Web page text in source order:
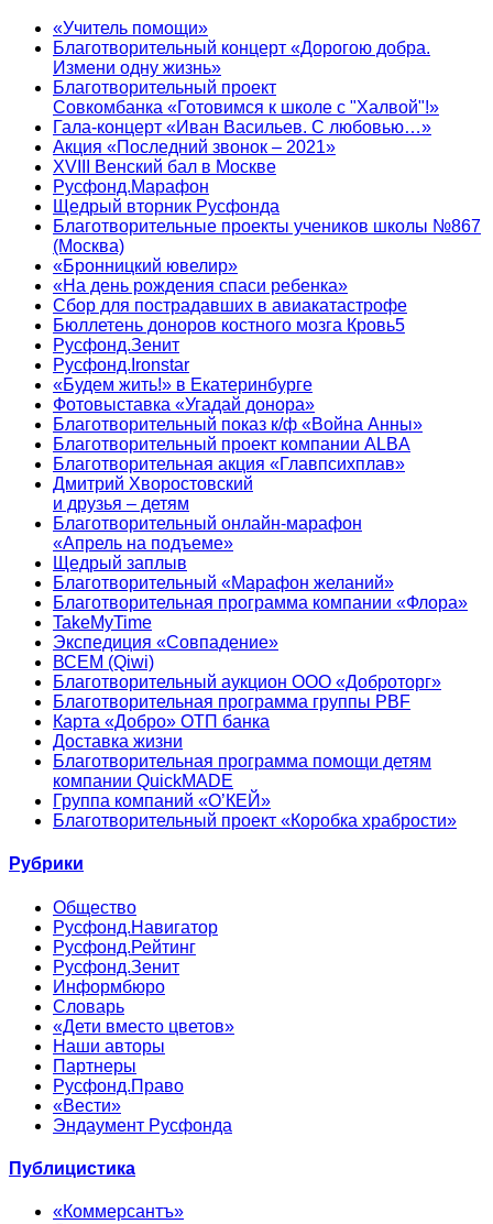
«Учитель помощи»
Благотворительный концерт «Дорогою добра.
Измени одну жизнь»
Благотворительный проект
Совкомбанка «Готовимся к школе с "Халвой"!»
Гала-концерт «Иван Васильев. С любовью…»
Акция «Последний звонок – 2021»
XVIII Венский бал в Москве
Русфонд.Марафон
Щедрый вторник Русфонда
Благотворительные проекты учеников школы №867
(Москва)
«Бронницкий ювелир»
«На день рождения спаси ребенка»
Сбор для пострадавших в авиакатастрофе
Бюллетень доноров костного мозга Кровь5
Русфонд.Зенит
Русфонд.Ironstar
«Будем жить!» в Екатеринбурге
Фотовыставка «Угадай донора»
Благотворительный показ к/ф «Война Анны»
Благотворительный проект компании ALBA
Благотворительная акция «Главпсихплав»
Дмитрий Хворостовский
и друзья – детям
Благотворительный онлайн‑марафон
«Апрель на подъеме»
Щедрый заплыв
Благотворительный «Марафон желаний»
Благотворительная программа компании «Флора»
TakeMyTime
Экспедиция «Совпадение»
ВСЕМ (Qiwi)
Благотворительный аукцион ООО «Доброторг»
Благотворительная программа группы PBF
Карта «Добро» ОТП банка
Доставка жизни
Благотворительная программа помощи детям
компании QuickMADE
Группа компаний «О’КЕЙ»
Благотворительный проект «Коробка храбрости»
Рубрики
Общество
Русфонд.Навигатор
Русфонд.Рейтинг
Русфонд.Зенит
Информбюро
Словарь
«Дети вместо цветов»
Наши авторы
Партнеры
Русфонд.Право
«Вести»
Эндаумент Русфонда
Публицистика
«Коммерсантъ»